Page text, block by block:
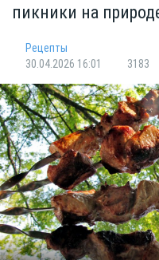
пикники на
Рецепты
30.04.2026 16:01
3183